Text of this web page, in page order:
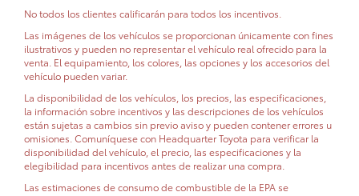
No todos los clientes calificarán para todos los incentivos.
Las imágenes de los vehículos se proporcionan únicamente con fines
ilustrativos y pueden no representar el vehículo real ofrecido para la
venta. El equipamiento, los colores, las opciones y los accesorios del
vehículo pueden variar.
La disponibilidad de los vehículos, los precios, las especificaciones,
la información sobre incentivos y las descripciones de los vehículos
están sujetas a cambios sin previo aviso y pueden contener errores u
omisiones. Comuníquese con Headquarter Toyota para verificar la
disponibilidad del vehículo, el precio, las especificaciones y la
elegibilidad para incentivos antes de realizar una compra.
Las estimaciones de consumo de combustible de la EPA se